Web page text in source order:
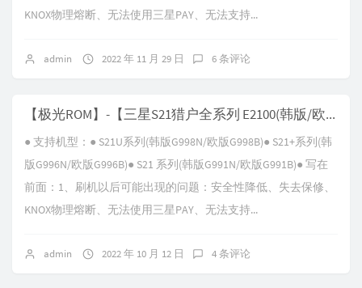
KNOX物理熔断、无法使用三星PAY、无法支持...
admin 2022 年 11 月 29 日 6 条评论
【极光ROM】-【三星S21猎户全系列 E2100(韩版/欧版) G99XX】-【V18.0 Android-S-VIF】
● 支持机型：● S21U系列(韩版G998N/欧版G998B)● S21+系列(韩
版G996N/欧版G996B)● S21 系列(韩版G991N/欧版G991B)● 写在
前面：1、刷机以后可能出现的问题：安全性降低、失去保修、
KNOX物理熔断、无法使用三星PAY、无法支持...
admin 2022 年 10 月 12 日 4 条评论